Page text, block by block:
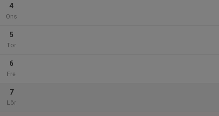
4
Ons
5
Tor
6
Fre
7
Lör